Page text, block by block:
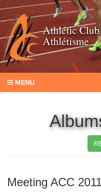
Athlétic
Athlétisme
MENU
Meeting ACC